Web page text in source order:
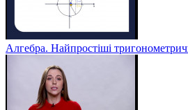
Алгебра. Найпростіші